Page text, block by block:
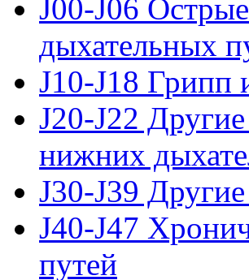
J00-J06
дыхательных
J10-J18 Грипп
J20-J22
нижних
J30-J39
J40-J47
путей